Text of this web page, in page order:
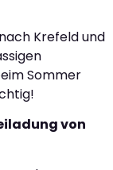
Krefeld und
Sommer
von